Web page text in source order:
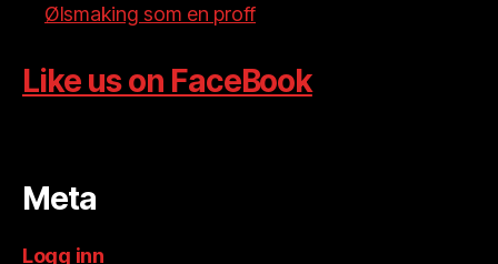
Ølsmaking som en proff
Like us on FaceBook
Meta
Logg inn